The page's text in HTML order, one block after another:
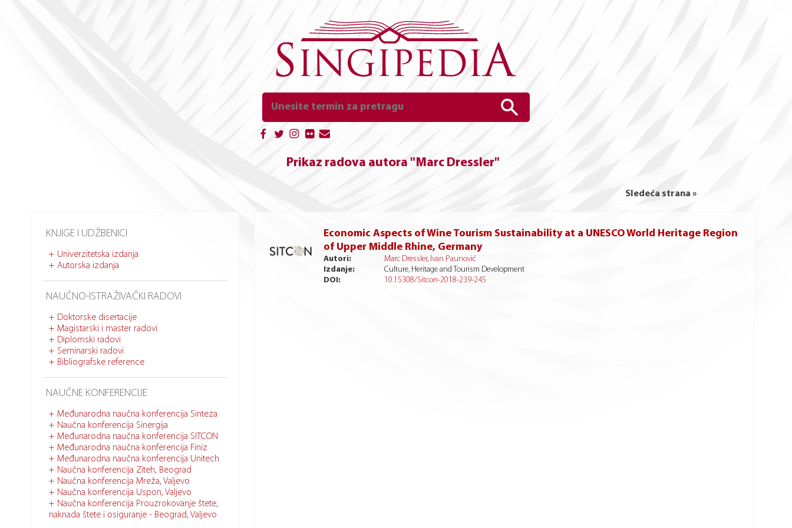
Prikaz radova autora "Marc Dressler"
Sledeća strana »
KNJIGE I UDŽBENICI
Univerzitetska izdanja
Autorska izdanja
NAUČNO-ISTRAŽIVAČKI RADOVI
Doktorske disertacije
Magistarski i master radovi
Diplomski radovi
Seminarski radovi
Bibliografske reference
NAUČNE KONFERENCIJE
Međunarodna naučna konferencija Sinteza
Naučna konferencija Sinergija
Međunarodna naučna konferencija SITCON
Međunarodna naučna konferencija Finiz
Međunarodna naučna konferencija Unitech
Naučna konferencija Ziteh, Beograd
Naučna konferencija Mreža, Valjevo
Naučna konferencija Uspon, Valjevo
Naučna konferencija Prouzrokovanje štete,
naknada štete i osiguranje - Beograd, Valjevo
Economic Aspects of Wine Tourism Sustainability at a UNESCO World Heritage Region
of Upper Middle Rhine, Germany
Autori: Marc Dressler, Ivan Paunović
Izdanje:
Culture, Heritage and Tourism Development
DOI:
10.15308/Sitcon-2018-239-245